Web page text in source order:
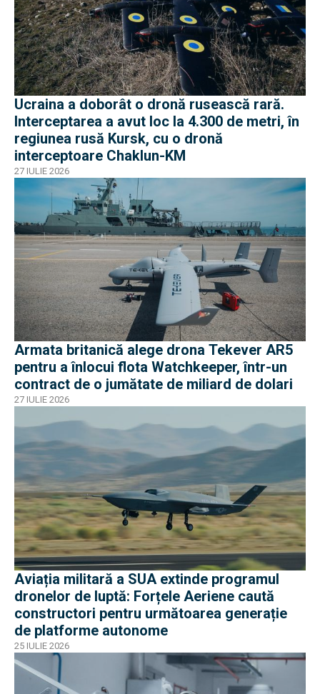
Ucraina a doborât o dronă rusească rară.
Interceptarea a avut loc la 4.300 de metri, în
regiunea rusă Kursk, cu o dronă
interceptoare Chaklun-KM
27 IULIE 2026
Armata britanică alege drona Tekever AR5
pentru a înlocui flota Watchkeeper, într-un
contract de o jumătate de miliard de dolari
27 IULIE 2026
Aviația militară a SUA extinde programul
dronelor de luptă: Forțele Aeriene caută
constructori pentru următoarea generație
de platforme autonome
25 IULIE 2026